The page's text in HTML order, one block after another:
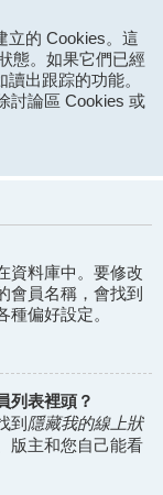
立的 Cookies。這
態。如果它們已經
出跟踪的功能。
討論區 Cookies 或
資料庫中。要修改
會員名稱，會找到
偏好設定。
列表裡頭？
到 隱藏我的線上狀
版主和您自己能看